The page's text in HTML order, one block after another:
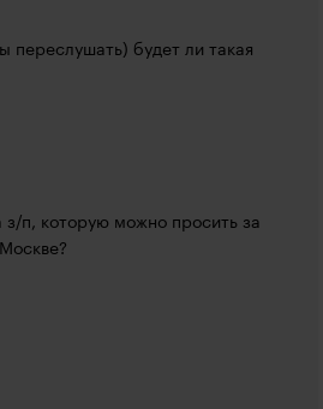
переслушать) будет ли такая
з/п, которую можно просить за